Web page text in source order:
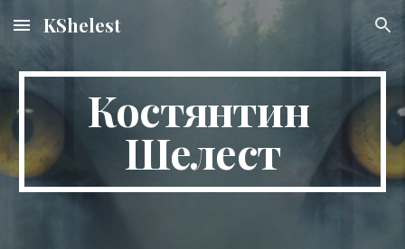
Skip to main content Skip to navigation
KShelest
Костянтин
Шелест